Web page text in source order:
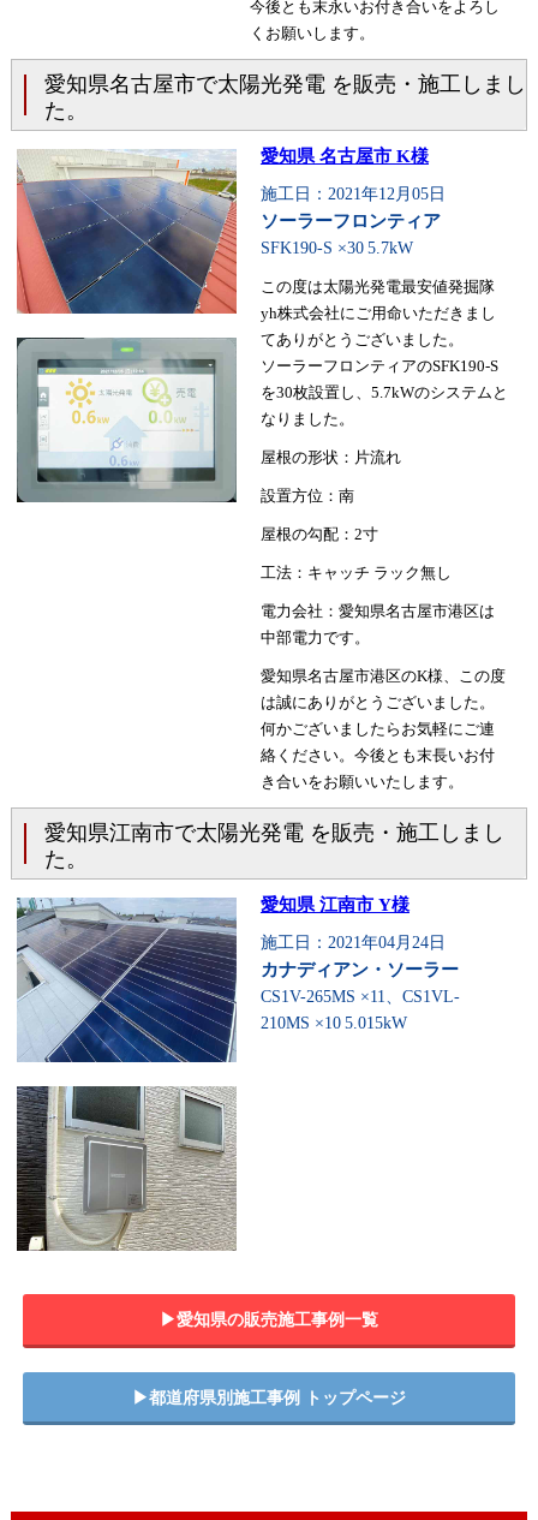
今後とも末永いお付き合いをよろし
くお願いします。
愛知県名古屋市で太陽光発電 を販売・施工しまし
た。
愛知県 名古屋市 K様
施工日：2021年12月05日
ソーラーフロンティア
SFK190-S ×30 5.7kW
この度は太陽光発電最安値発掘隊
yh株式会社にご用命いただきまし
てありがとうございました。
ソーラーフロンティアのSFK190-S
を30枚設置し、5.7kWのシステムと
なりました。
屋根の形状：片流れ
設置方位：南
屋根の勾配：2寸
工法：キャッチ ラック無し
電力会社：愛知県名古屋市港区は
中部電力です。
愛知県名古屋市港区のK様、この度
は誠にありがとうございました。
何かございましたらお気軽にご連
絡ください。今後とも末長いお付
き合いをお願いいたします。
愛知県江南市で太陽光発電 を販売・施工しまし
た。
愛知県 江南市 Y様
施工日：2021年04月24日
カナディアン・ソーラー
CS1V-265MS ×11、CS1VL-
210MS ×10 5.015kW
▶︎愛知県の販売施工事例一覧
▶︎都道府県別施工事例 トップページ